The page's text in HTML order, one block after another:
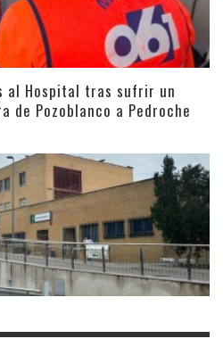
al Hospital tras sufrir un
de Pozoblanco a Pedroche